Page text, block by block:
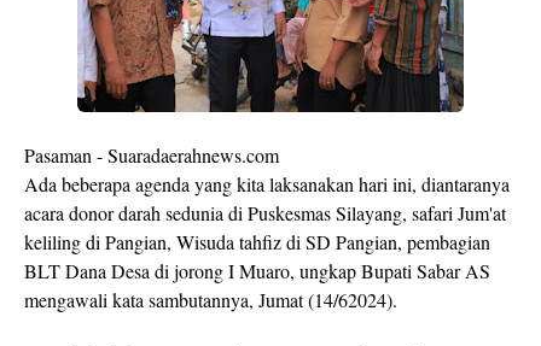
Pasaman - Suaradaerahnews.com
Ada beberapa agenda yang kita laksanakan hari ini, diantaranya
acara donor darah sedunia di Puskesmas Silayang, safari Jum'at
keliling di Pangian, Wisuda tahfiz di SD Pangian, pembagian
BLT Dana Desa di jorong I Muaro, ungkap Bupati Sabar AS
mengawali kata sambutannya, Jumat (14/62024).